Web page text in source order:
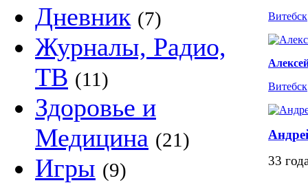
Дневник (7)
Журналы, Радио,
ТВ (11)
Здоровье и
Медицина (21)
Игры (9)
Витебск
Витебск
33